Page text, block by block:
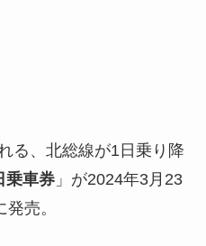
る、北総線が1日乗り降
乗車券」が2024年3月23
売。